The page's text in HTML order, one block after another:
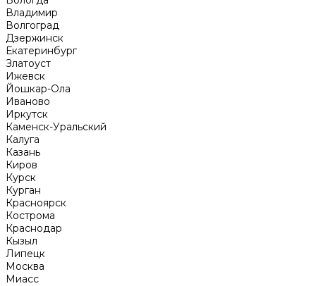
Владимир
Волгоград
Дзержинск
Екатеринбург
Златоуст
Ижевск
Йошкар-Ола
Иваново
Иркутск
Каменск-Уральский
Калуга
Казань
Киров
Курск
Курган
Красноярск
Кострома
Краснодар
Кызыл
Липецк
Москва
Миасс